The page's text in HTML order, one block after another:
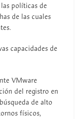
políticas de
de las cuales
capacidades de
VMware
del registro en
de alto
físicos,